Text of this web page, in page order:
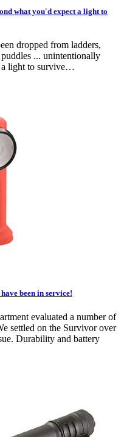
what you'd expect a light to
dropped from ladders,
... unintentionally
a light to survive…
been in service!
evaluated a number of
settled on the Survivor over
Durability and battery